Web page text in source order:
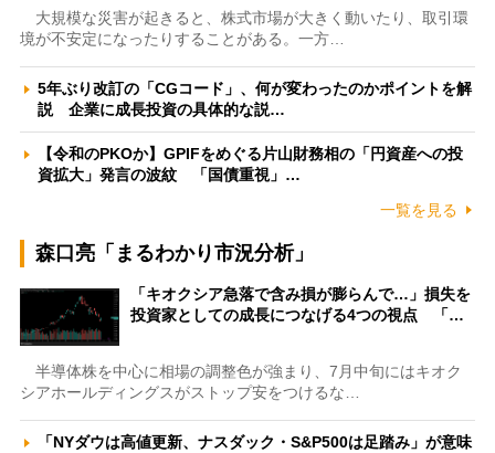
大規模な災害が起きると、株式市場が大きく動いたり、取引環
境が不安定になったりすることがある。一方…
5年ぶり改訂の「CGコード」、何が変わったのかポイントを解
説 企業に成長投資の具体的な説…
【令和のPKOか】GPIFをめぐる片山財務相の「円資産への投
資拡大」発言の波紋 「国債重視」…
一覧を見る
森口亮「まるわかり市況分析」
「キオクシア急落で含み損が膨らんで…」損失を
投資家としての成長につなげる4つの視点 「…
半導体株を中心に相場の調整色が強まり、7月中旬にはキオク
シアホールディングスがストップ安をつけるな…
「NYダウは高値更新、ナスダック・S&P500は足踏み」が意味